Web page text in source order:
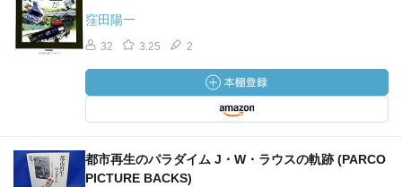
窪田陽一
32 3.25 2
都市再生のパラダイム J・W・ラウスの軌跡 (PARCO
PICTURE BACKS)